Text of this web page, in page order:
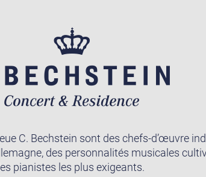
C. Bechstein sont des chefs-d’œuvre
des personnalités musicales
pianistes les plus exigeants.